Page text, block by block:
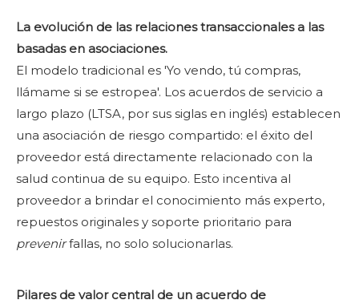
La evolución de las relaciones transaccionales a las
basadas en asociaciones.
El modelo tradicional es 'Yo vendo, tú compras,
llámame si se estropea'. Los acuerdos de servicio a
largo plazo (LTSA, por sus siglas en inglés) establecen
una asociación de riesgo compartido: el éxito del
proveedor está directamente relacionado con la
salud continua de su equipo. Esto incentiva al
proveedor a brindar el conocimiento más experto,
repuestos originales y soporte prioritario para
prevenirfallas, no solo solucionarlas.
Pilares de valor central de un acuerdo de